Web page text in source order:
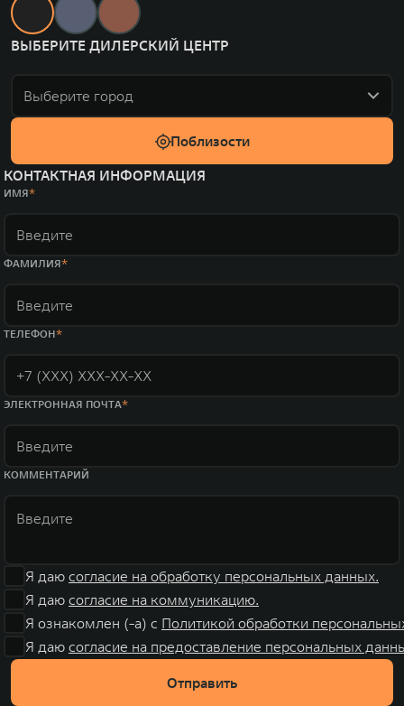
ВЫБЕРИТЕ ДИЛЕРСКИЙ ЦЕНТР
Выберите город
Поблизости
КОНТАКТНАЯ ИНФОРМАЦИЯ
ИМЯ
ФАМИЛИЯ
ТЕЛЕФОН
ЭЛЕКТРОННАЯ ПОЧТА
КОММЕНТАРИЙ
Я даю согласие на обработку персональных данных.
Я даю согласие на коммуникацию.
Я ознакомлен (-а) с Политикой обработки
Я даю согласие на предоставление персональных
Отправить